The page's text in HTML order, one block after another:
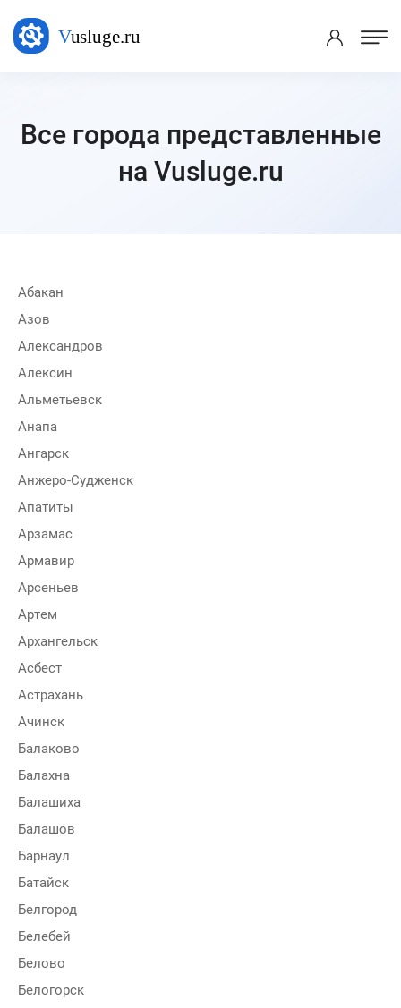
Все города представленные
на Vusluge.ru
Абакан
Азов
Александров
Алексин
Альметьевск
Анапа
Ангарск
Анжеро-Судженск
Апатиты
Арзамас
Армавир
Арсеньев
Артем
Архангельск
Асбест
Астрахань
Ачинск
Балаково
Балахна
Балашиха
Балашов
Барнаул
Батайск
Белгород
Белебей
Белово
Белогорск